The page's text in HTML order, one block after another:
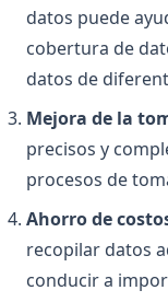
aprendizaje
¿Qué es el análisis
¿Qué es el
¿Qué es una
datos puede
cobertura de
datos de
Mejora de la
precisos y
procesos de
Ahorro de
recopilar datos
conducir a